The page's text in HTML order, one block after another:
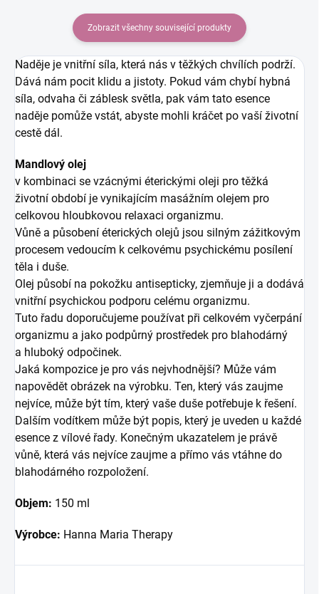
Zobrazit všechny související produkty
Naděje je vnitřní síla, která nás v těžkých chvílích podrží.
Dává nám pocit klidu a jistoty. Pokud vám chybí hybná
síla, odvaha či záblesk světla, pak vám tato esence
naděje pomůže vstát, abyste mohli kráčet po vaší životní
cestě dál.
Mandlový olej
v kombinaci se vzácnými éterickými oleji pro těžká
životní období je vynikajícím masážním olejem pro
celkovou hloubkovou relaxaci organizmu.
Vůně a působení éterických olejů jsou silným zážitkovým
procesem vedoucím k celkovému psychickému posílení
těla i duše.
Olej působí na pokožku antisepticky, zjemňuje ji a dodává
vnitřní psychickou podporu celému organizmu.
Tuto řadu doporučujeme používat při celkovém vyčerpání
organizmu a jako podpůrný prostředek pro blahodárný
a hluboký odpočinek.
Jaká kompozice je pro vás nejvhodnější? Může vám
napovědět obrázek na výrobku. Ten, který vás zaujme
nejvíce, může být tím, který vaše duše potřebuje k řešení.
Dalším vodítkem může být popis, který je uveden u každé
esence z vílové řady. Konečným ukazatelem je právě
vůně, která vás nejvíce zaujme a přímo vás vtáhne do
blahodárného rozpoložení.
Objem: 150 ml
Výrobce: Hanna Maria Therapy